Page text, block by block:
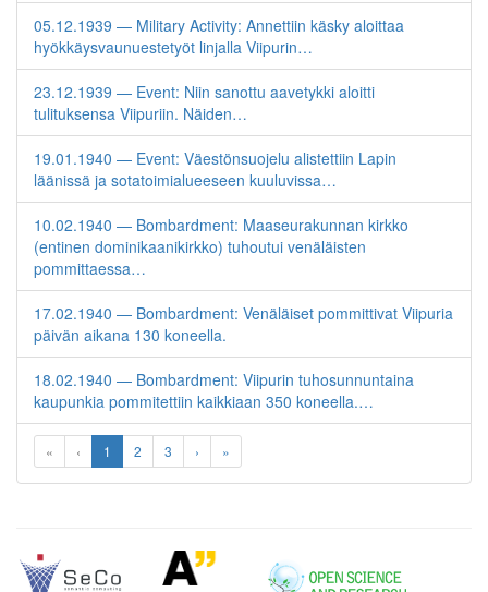
05.12.1939 — Military Activity: Annettiin käsky aloittaa
hyökkäysvaunuestetyöt linjalla Viipurin…
23.12.1939 — Event: Niin sanottu aavetykki aloitti
tulituksensa Viipuriin. Näiden…
19.01.1940 — Event: Väestönsuojelu alistettiin Lapin
läänissä ja sotatoimialueeseen kuuluvissa…
10.02.1940 — Bombardment: Maaseurakunnan kirkko
(entinen dominikaanikirkko) tuhoutui venäläisten
pommittaessa…
17.02.1940 — Bombardment: Venäläiset pommittivat Viipuria
päivän aikana 130 koneella.
18.02.1940 — Bombardment: Viipurin tuhosunnuntaina
kaupunkia pommitettiin kaikkiaan 350 koneella.…
« ‹ 1 2 3 › »